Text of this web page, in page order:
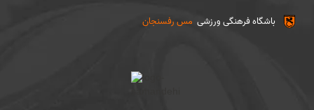
مس رفسنجان باشگاه فرهنگی ورزشی